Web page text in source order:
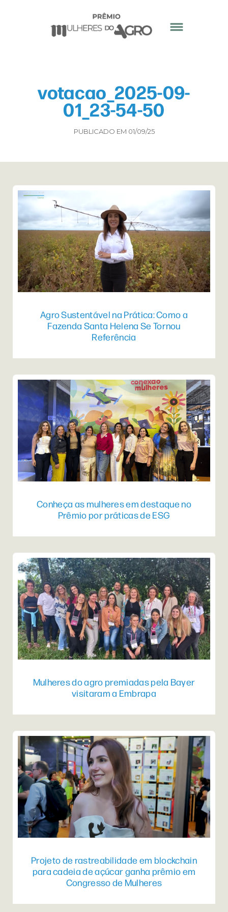
votacao_2025-09-
01_23-54-50
PUBLICADO EM 01/09/25
Agro Sustentável na Prática: Como a
Fazenda Santa Helena Se Tornou
Referência
Conheça as mulheres em destaque no
Prêmio por práticas de ESG
Mulheres do agro premiadas pela Bayer
visitaram a Embrapa
Projeto de rastreabilidade em blockchain
para cadeia de açúcar ganha prêmio em
Congresso de Mulheres